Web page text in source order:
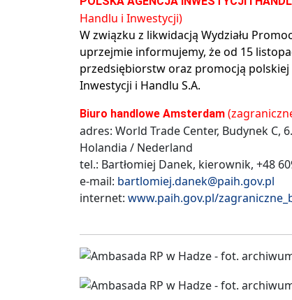
Handlu i Inwestycji)
W związku z likwidacją Wydziału
uprzejmie informujemy, że od 15
przedsiębiorstw oraz promocją
Inwestycji i Handlu S.A.
Biuro handlowe Amsterdam
adres: World Trade Center, Budynek C,
Holandia / Nederland
tel.: Bartłomiej Danek, kierownik, +48
e-mail: bartlomiej.danek@paih.gov.pl
internet: www.paih.gov.pl/